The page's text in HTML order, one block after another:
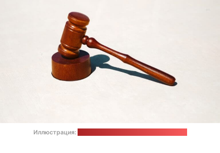
Иллюстрация: